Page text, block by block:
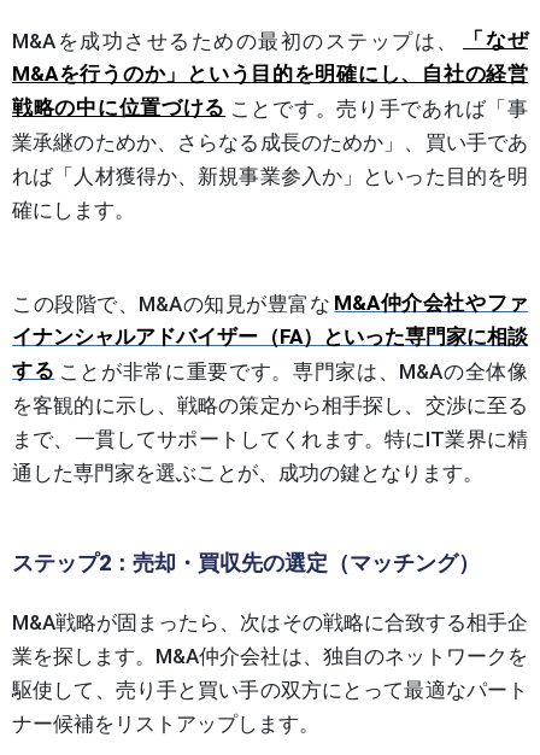
M&Aを成功させるための最初のステップは、
「なぜ
M&Aを行うのか」という目的を明確にし、自社の経営
戦略の中に位置づける ことです。売り手であれば「事
業承継のためか、さらなる成長のためか」、買い手であ
れば「人材獲得か、新規事業参入か」といった目的を明
確にします。
この段階で、M&Aの知見が豊富な M&A仲介会社やファ
イナンシャルアドバイザー（FA）といった専門家に相談
する ことが非常に重要です。専門家は、M&Aの全体像
を客観的に示し、戦略の策定から相手探し、交渉に至る
まで、一貫してサポートしてくれます。特にIT業界に精
通した専門家を選ぶことが、成功の鍵となります。
ステップ2：売却・買収先の選定（マッチング）
M&A戦略が固まったら、次はその戦略に合致する相手企
業を探します。M&A仲介会社は、独自のネットワークを
駆使して、売り手と買い手の双方にとって最適なパート
ナー候補をリストアップします。